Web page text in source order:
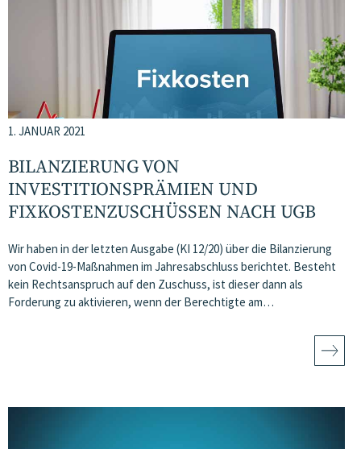
1. JANUAR 2021
BILANZIERUNG VON
INVESTITIONSPRÄMIEN UND
FIXKOSTENZUSCHÜSSEN NACH UGB
Wir haben in der letzten Ausgabe (KI 12/20) über die Bilanzierung
von Covid-19-Maßnahmen im Jahresabschluss berichtet. Besteht
kein Rechtsanspruch auf den Zuschuss, ist dieser dann als
Forderung zu aktivieren, wenn der Berechtigte am…